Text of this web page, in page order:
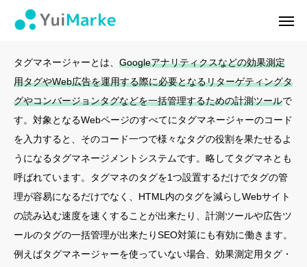
タグマネージャーとは、 Googleアナリティクスなどの効果測定
用タグやWeb広告を運用する際に必要となるリターゲティングタ
グやコンバージョンタグなどを一括管理するための計測ツールで
す。対象となるWebページのすべてにタグマネージャーのコード
を入力すると、そのコード一つで様々なタグの役割を果たせるよ
うになるタグマネージメントシステムです。略してタグマネとも
呼ばれています。タグマネのタグを1つ設置するだけでタグの管
理が容易になるだけでなく、HTML内のタグを減らしWebサイト
の読み込む速度を速くすることが出来たり、計測ツールや広告ツ
ールのタグの一括管理が出来たりSEO対策にも有効に働きます。
例えばタグマネージャーを使っていない場合、効果測定用タグ・
ログイン 会員登録
実績・お客様の声
無料診断
イベント・セミナー情報
コンテンツ